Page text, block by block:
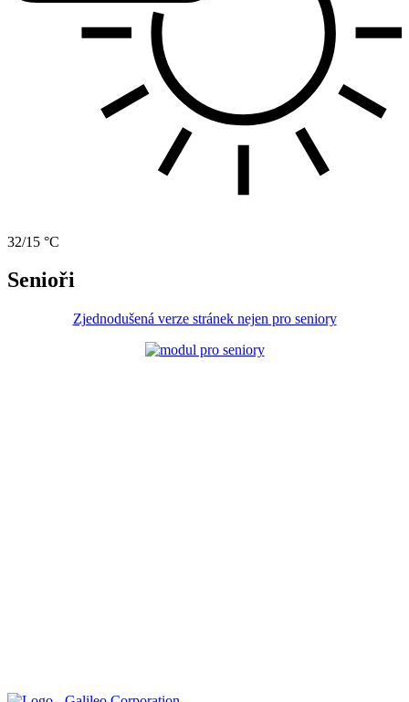
32/15 °C
Senioři
Zjednodušená verze stránek nejen pro seniory